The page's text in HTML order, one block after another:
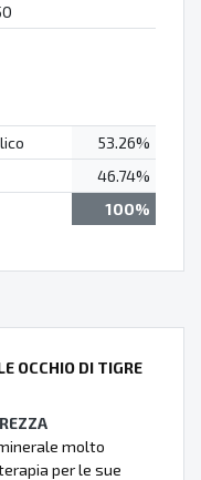
53.26%
46.74%
100%
OCCHIO DI TIGRE
molto
per le sue